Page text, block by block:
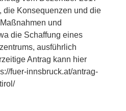
die Konsequenzen und die
und
die Schaffung eines
ausführlich
Antrag kann hier
fuer-innsbruck.at/antrag-